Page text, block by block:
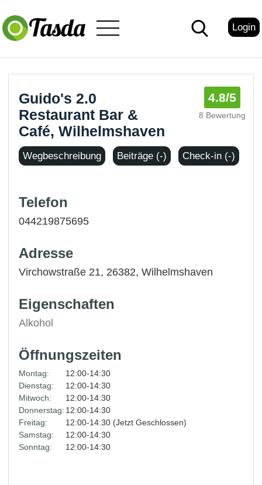
Login
Guido's 2.0
Restaurant Bar &
Café, Wilhelmshaven
4.8/5
8 Bewertung
Wegbeschreibung Beiträge (-) Check-in (-)
Telefon
044219875695
Adresse
Virchowstraße 21, 26382,Wilhelmshaven
Eigenschaften
Alkohol
Öffnungszeiten
Montag:
12:00-14:30
Dienstag:
12:00-14:30
Mitwoch:
12:00-14:30
Donnerstag: 12:00-14:30
Freitag:
12:00-14:30 (Jetzt Geschlossen)
Samstag:
12:00-14:30
Sonntag:
12:00-14:30